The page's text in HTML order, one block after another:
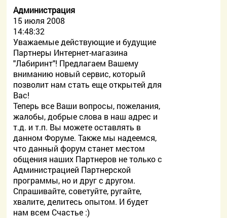
Администрация
15 июля 2008
14:48:32
Уважаемые действующие и будущие
Партнеры Интернет-магазина
"Лабиринт"! Предлагаем Вашему
вниманию новый сервис, который
позволит нам стать еще открытей для
Вас!
Теперь все Ваши вопросы, пожелания,
жалобы, добрые слова в наш адрес и
т.д. и т.п. Вы можете оставлять в
данном Форуме. Также мы надеемся,
что данный форум станет местом
общения наших Партнеров не только с
Администрацией Партнерской
программы, но и друг с другом.
Спрашивайте, советуйте, ругайте,
хвалите, делитесь опытом. И будет
нам всем Счастье :)